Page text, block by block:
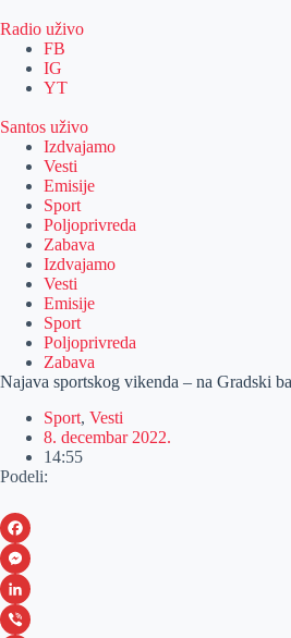
Radio uživo
FB
IG
YT
Santos uživo
Izdvajamo
Vesti
Emisije
Sport
Poljoprivreda
Zabava
Izdvajamo
Vesti
Emisije
Sport
Poljoprivreda
Zabava
Najava sportskog vikenda – na Gradski
Sport, Vesti
8. decembar 2022.
14:55
Podeli:
F
a
c
M
eL